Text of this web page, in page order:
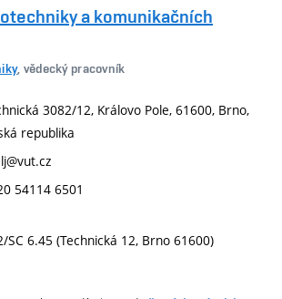
a komunikačních
, vědecký pracovník
3082/12, Královo Pole, 61600, Brno,
republika
54114 6501
SC 6.45 (Technická 12, Brno 61600)